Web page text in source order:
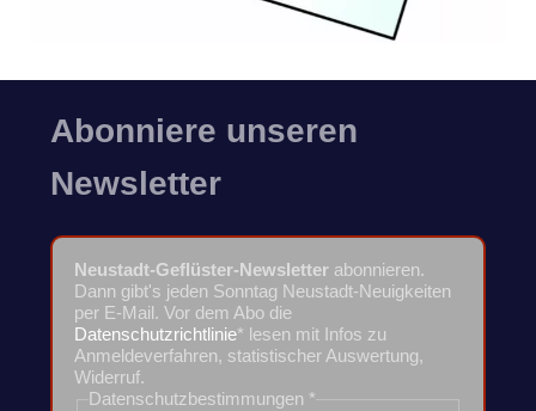
Abonniere unseren
Newsletter
Neustadt-Geflüster-Newsletter abonnieren.
Dann gibt's jeden Sonntag Neustadt-Neuigkeiten
per E-Mail. Vor dem Abo die
Datenschutzrichtlinie* lesen mit Infos zu
Anmeldeverfahren, statistischer Auswertung,
Widerruf.
Datenschutzbestimmungen *